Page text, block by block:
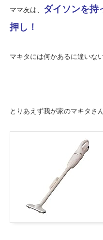
ママ友は、 ダイソンを持
押し！
マキタには何かあるに違いな
とりあえず我が家のマキタさ